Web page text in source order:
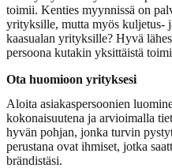
toimii. Kenties myynnissä on
yrityksille, mutta myös kuljetus-
kaasualan yrityksille? Hyvä
persoona kutakin yksittäistä
Ota huomioon yrityksesi
Aloita asiakaspersoonien
kokonaisuutena ja arvioimalla
hyvän pohjan, jonka turvin
perustana ovat ihmiset, jotka
brändistäsi.